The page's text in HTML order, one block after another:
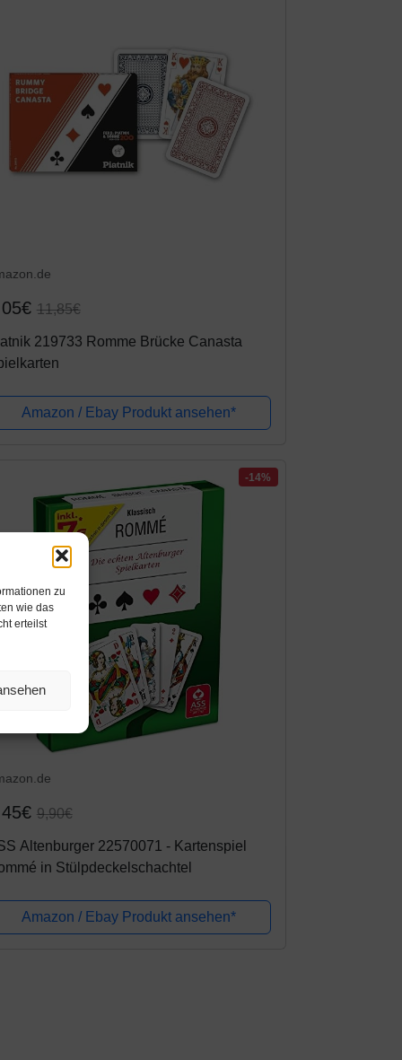
zu
wie das
erteilst
11,85€
219733 Romme Brücke Canasta
Amazon / Ebay Produkt ansehen*
-14%
9,90€
Altenburger 22570071 - Kartenspiel
in Stülpdeckelschachtel
Amazon / Ebay Produkt ansehen*